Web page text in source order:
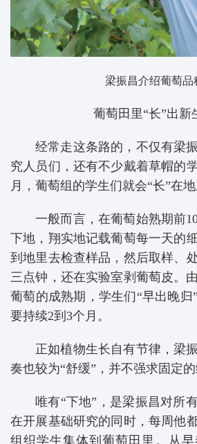
梁振昌介绍葡萄品
葡萄田里“长”出新
经常走这条路的，不仅有梁
究人员们，还有不少戴着草帽的
月，葡萄组的学生们就会“长”在地
一般而言，在葡萄始熟期前
下地，翔实地记载葡萄每一天的
到地里去检查样品，然后取样、
三点钟，还在实验室剥葡萄皮。
葡萄的成熟期，学生们“早出晚归
要持续2到3个月。
正如植物生长自有节律，梁
奏也较为“舒缓”，并不强求固定的
唯有“下地”，是梁振昌对所
在开展基础研究的同时，每周他
组织学生集体到葡萄田里。从